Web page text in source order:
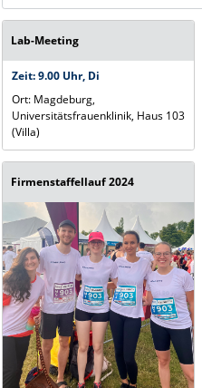
Lab-Meeting
Zeit: 9.00 Uhr, Di
Ort: Magdeburg,
Universitätsfrauenklinik, Haus 103
(Villa)
Firmenstaffellauf 2024